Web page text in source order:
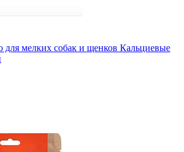
для мелких собак и щенков Кальциевые